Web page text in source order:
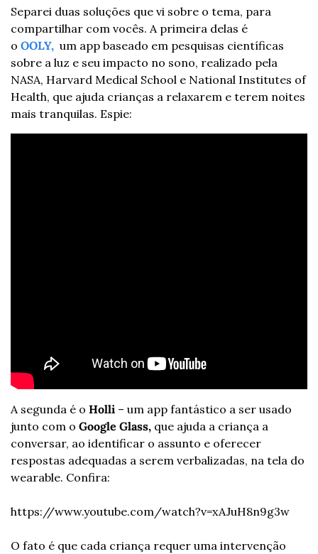
Separei duas soluções que vi sobre o tema, para
compartilhar com vocês. A primeira delas é
o OOLY, um app baseado em pesquisas científicas
sobre a luz e seu impacto no sono, realizado pela
NASA, Harvard Medical School e National Institutes of
Health, que ajuda crianças a relaxarem e terem noites
mais tranquilas. Espie:
A segunda é o Holli – um app fantástico a ser usado
junto com o Google Glass, que ajuda a criança a
conversar, ao identificar o assunto e oferecer
respostas adequadas a serem verbalizadas, na tela do
wearable. Confira:
https://www.youtube.com/watch?v=xAJuH8n9g3w
O fato é que cada criança requer uma intervenção